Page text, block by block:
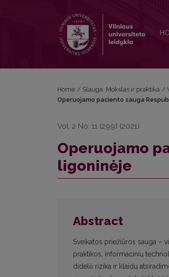
Home / Slauga. Mokslas ir praktika /
Operuojamo paciento sauga
Vol. 2 No. 11 (299) (2021)
Operuojamo
ligoninėje
Abstract
Sveikatos priežiūros sauga –
praktikos, informacinių
didelė rizika ir klaidų